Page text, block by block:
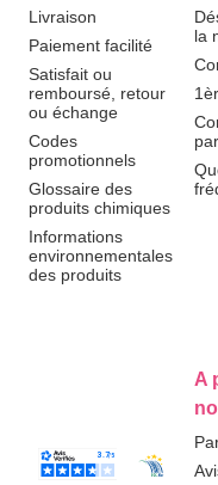
Livraison
Paiement facilité
Satisfait ou
remboursé, retour
ou échange
Codes
promotionnels
Glossaire des
produits chimiques
Informations
environnementales
des produits
la
A